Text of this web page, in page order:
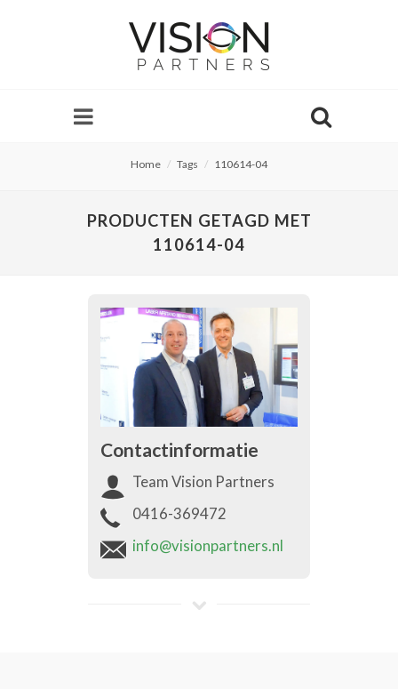
Home Tags 110614-04
PRODUCTEN GETAGD MET
110614-04
Contactinformatie
Team Vision Partners
0416-369472
info@visionpartners.nl